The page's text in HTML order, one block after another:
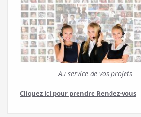
Au service de vos projets
Cliquez ici pour prendre Rendez-vous